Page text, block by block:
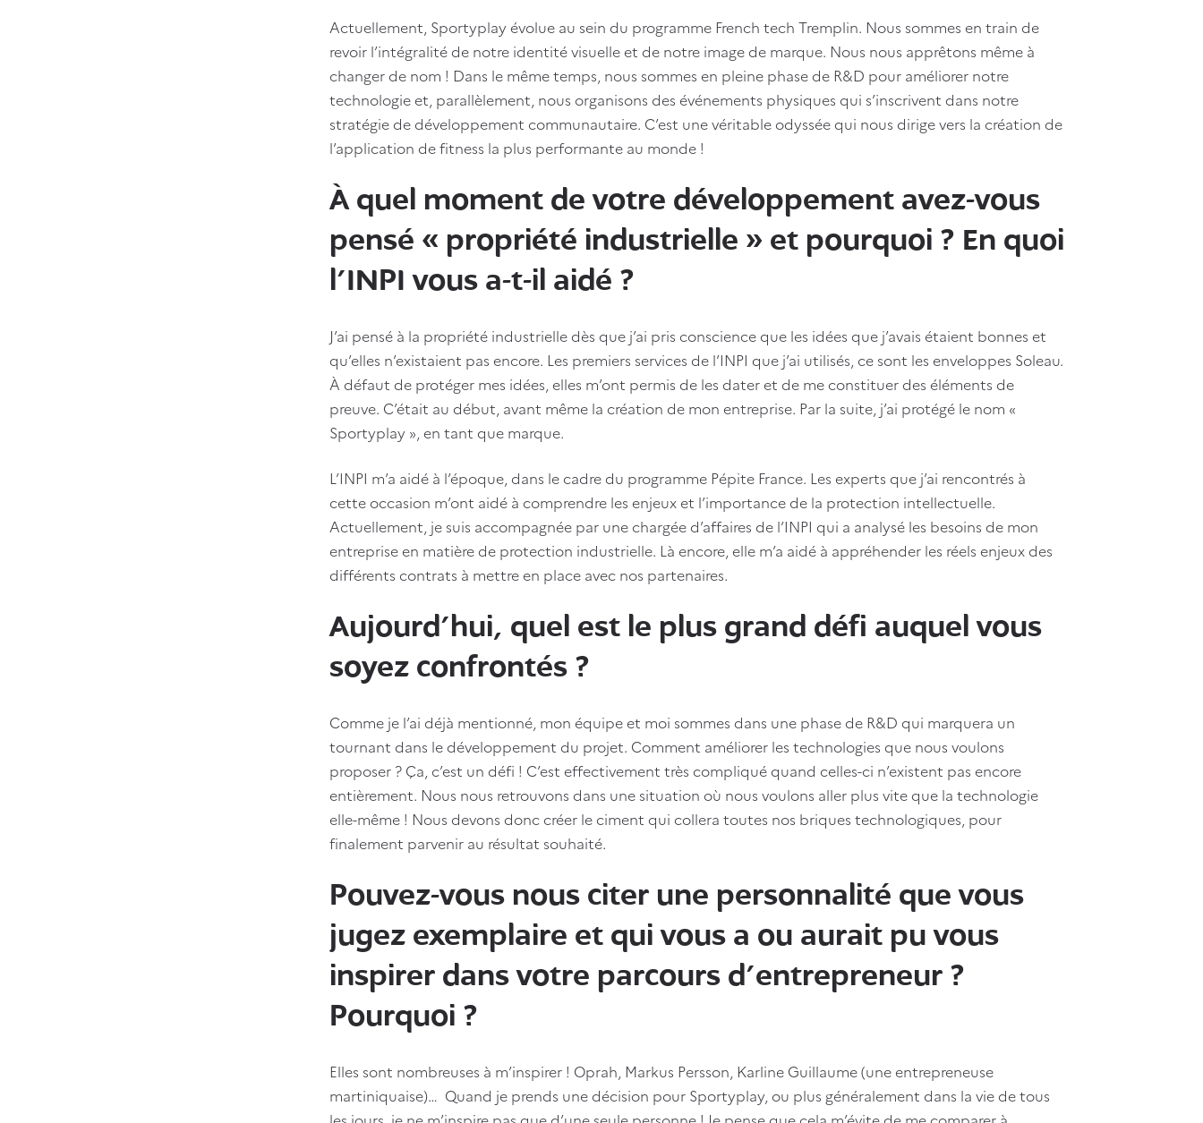
Actuellement, Sportyplay évolue au sein du programme French tech Tremplin. Nous sommes en train de
revoir l’intégralité de notre identité visuelle et de notre image de marque. Nous nous apprêtons même à
changer de nom ! Dans le même temps, nous sommes en pleine phase de R&D pour améliorer notre
technologie et, parallèlement, nous organisons des événements physiques qui s’inscrivent dans notre
stratégie de développement communautaire. C’est une véritable odyssée qui nous dirige vers la création de
l’application de fitness la plus performante au monde !
À quel moment de votre développement avez-vous
pensé « propriété industrielle » et pourquoi ? En quoi
l’INPI vous a-t-il aidé ?
J’ai pensé à la propriété industrielle dès que j’ai pris conscience que les idées que j’avais étaient bonnes et
qu’elles n’existaient pas encore. Les premiers services de l’INPI que j’ai utilisés, ce sont les enveloppes Soleau.
À défaut de protéger mes idées, elles m’ont permis de les dater et de me constituer des éléments de
preuve. C’était au début, avant même la création de mon entreprise. Par la suite, j’ai protégé le nom «
Sportyplay », en tant que marque.
L’INPI m’a aidé à l’époque, dans le cadre du programme Pépite France. Les experts que j’ai rencontrés à
cette occasion m’ont aidé à comprendre les enjeux et l’importance de la protection intellectuelle.
Actuellement, je suis accompagnée par une chargée d’affaires de l’INPI qui a analysé les besoins de mon
entreprise en matière de protection industrielle. Là encore, elle m’a aidé à appréhender les réels enjeux des
différents contrats à mettre en place avec nos partenaires.
Aujourd’hui, quel est le plus grand défi auquel vous
soyez confrontés ?
Comme je l’ai déjà mentionné, mon équipe et moi sommes dans une phase de R&D qui marquera un
tournant dans le développement du projet. Comment améliorer les technologies que nous voulons
proposer ? Ça, c’est un défi ! C’est effectivement très compliqué quand celles-ci n’existent pas encore
entièrement. Nous nous retrouvons dans une situation où nous voulons aller plus vite que la technologie
elle-même ! Nous devons donc créer le ciment qui collera toutes nos briques technologiques, pour
finalement parvenir au résultat souhaité.
Pouvez-vous nous citer une personnalité que vous
jugez exemplaire et qui vous a ou aurait pu vous
inspirer dans votre parcours d’entrepreneur ?
Pourquoi ?
Elles sont nombreuses à m’inspirer ! Oprah, Markus Persson, Karline Guillaume (une entrepreneuse
martiniquaise)… Quand je prends une décision pour Sportyplay, ou plus généralement dans la vie de tous